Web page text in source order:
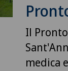
Il
medica